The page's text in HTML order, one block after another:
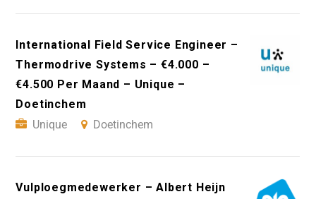
International Field Service Engineer –
Thermodrive Systems – €4.000 –
€4.500 Per Maand – Unique –
Doetinchem
Unique
Doetinchem
Vulploegmedewerker – Albert Heijn